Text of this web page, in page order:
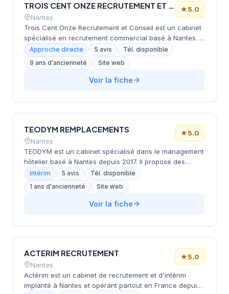
TROIS CENT ONZE RECRUTEMENT ET CONSEIL
Nantes
★5.0
Trois Cent Onze Recrutement et Conseil est un cabinet
spécialisé en recrutement commercial basé à Nantes. Il
propose trois services complémentaires : recrutement
de profils commerciaux (commerciaux terrain,
technico-commerciaux, business developers,
managers commerciaux), formation commerciale
qu'auprès des particuliers (salariés, indépendants,
demandeurs d'emploi) pour clarifier leur projet
professionnel.
Approche directe 5 avis
Tél. disponible
9 ans d'ancienneté
Site web
Voir la fiche
TEODYM REMPLACEMENTS
Nantes
★5.0
TEODYM est un cabinet spécialisé dans le management
hôtelier basé à Nantes depuis 2017. Il propose des
services de remplacement de managers, des
formations en hôtellerie et d'autres services auprès de
franchiseurs et groupes hôteliers. Avec 110 remplaçants
aguerris et 12 formateurs experts, TEODYM
Intérim 5 avis
Tél. disponible
1 ans d'ancienneté
Site web
Voir la fiche
ACTERIM RECRUTEMENT
Nantes
★5.0
Actérim est un cabinet de recrutement et d'intérim
implanté à Nantes et opérant partout en France depuis